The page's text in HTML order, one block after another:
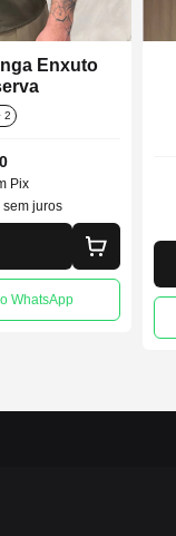
Enxuto
2
Pix
sem juros
WhatsApp